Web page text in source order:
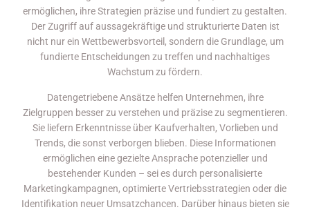
ermöglichen, ihre Strategien präzise und fundiert zu gestalten.
Der Zugriff auf aussagekräftige und strukturierte Daten ist
nicht nur ein Wettbewerbsvorteil, sondern die Grundlage, um
fundierte Entscheidungen zu treffen und nachhaltiges
Wachstum zu fördern.
Datengetriebene Ansätze helfen Unternehmen, ihre
Zielgruppen besser zu verstehen und präzise zu segmentieren.
Sie liefern Erkenntnisse über Kaufverhalten, Vorlieben und
Trends, die sonst verborgen blieben. Diese Informationen
ermöglichen eine gezielte Ansprache potenzieller und
bestehender Kunden – sei es durch personalisierte
Marketingkampagnen, optimierte Vertriebsstrategien oder die
Identifikation neuer Umsatzchancen. Darüber hinaus bieten sie